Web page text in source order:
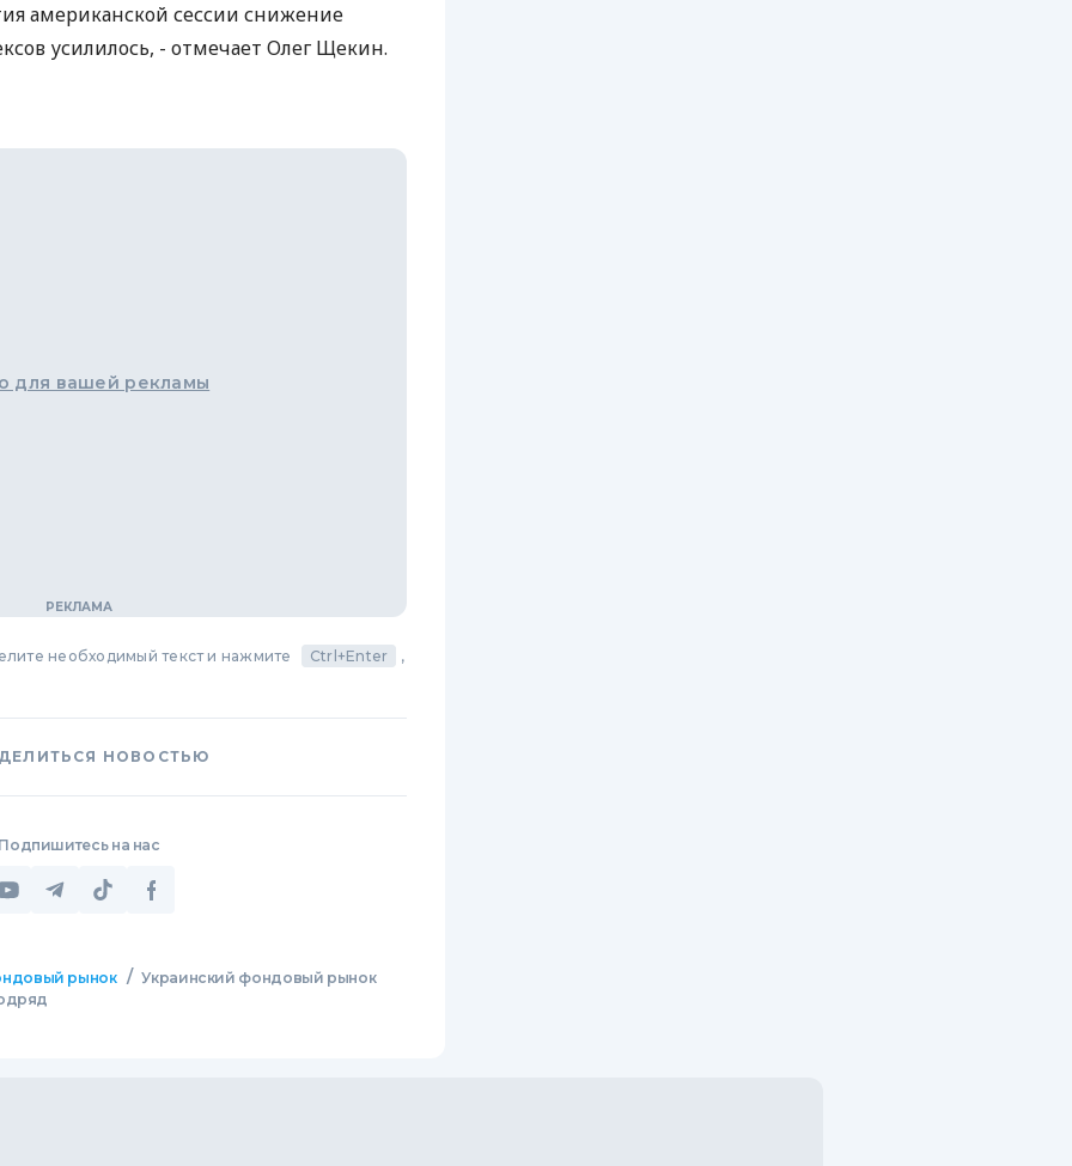
американской сессии снижение
усилилось, - отмечает Олег Щекин.
для вашей рекламы
необходимый текст и нажмите Ctrl+Enter ,
НОВОСТЬЮ
на нас
рынок / Украинский фондовый рынок